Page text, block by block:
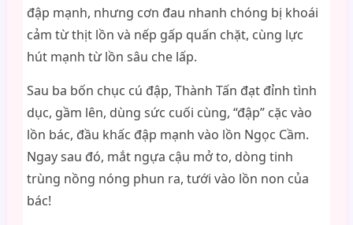
đập mạnh, nhưng cơn đau nhanh chóng bị khoái
cảm từ thịt lồn và nếp gấp quấn chặt, cùng lực
hút mạnh từ lồn sâu che lấp.
Sau ba bốn chục cú đập, Thành Tấn đạt đỉnh tình
dục, gầm lên, dùng sức cuối cùng, “đập” cặc vào
lồn bác, đầu khấc đập mạnh vào lồn Ngọc Cầm.
Ngay sau đó, mắt ngựa cậu mở to, dòng tinh
trùng nồng nóng phun ra, tưới vào lồn non của
bác!